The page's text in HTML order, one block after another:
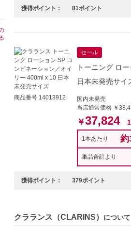
獲得ポイント： 81ポイント
商品番号 14013912
セール
トーニング ロ
日本未発売サイ
国内未発売
当店通常価格 ￥
￥37,824
1本あたり 約
単品合計より
獲得ポイント： 379ポイント
クラランス（CLARINS） について